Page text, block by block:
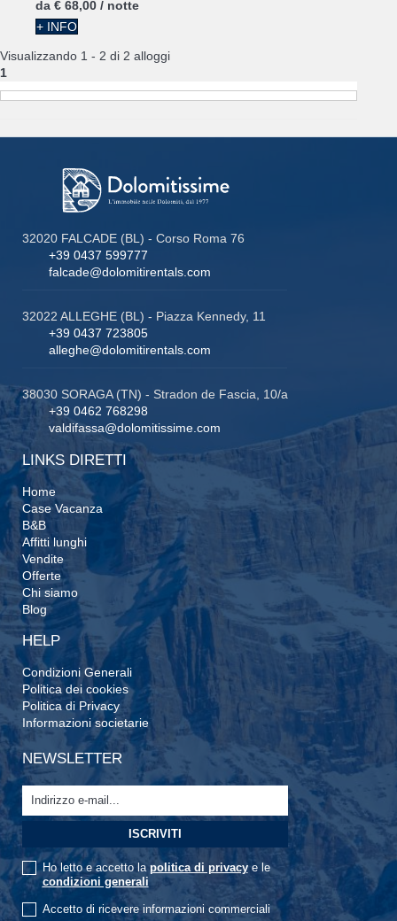
da € 68,00 / notte
+ INFO
Visualizzando 1 - 2 di 2 alloggi
1
32020 FALCADE (BL) - Corso Roma 76
+39 0437 599777
falcade@dolomitirentals.com
32022 ALLEGHE (BL) - Piazza Kennedy, 11
+39 0437 723805
alleghe@dolomitirentals.com
38030 SORAGA (TN) - Stradon de Fascia, 10/a
+39 0462 768298
valdifassa@dolomitissime.com
LINKS DIRETTI
Home
Case Vacanza
B&B
Affitti lunghi
Vendite
Offerte
Chi siamo
Blog
HELP
Condizioni Generali
Politica dei cookies
Politica di Privacy
Informazioni societarie
NEWSLETTER
Ho letto e accetto lapolitica di privacye le
condizioni generali
Accetto di ricevere informazioni commerciali